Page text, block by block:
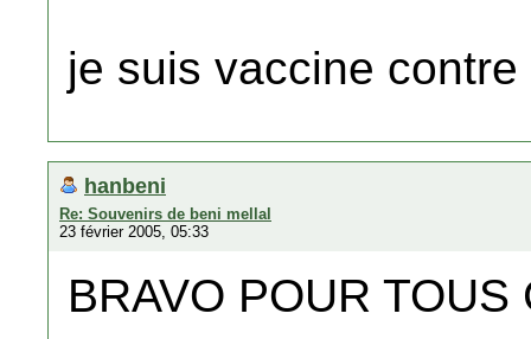
je suis vaccine
hanbeni
Re: Souvenirs de beni mellal
23 février 2005, 05:33
BRAVO POUR